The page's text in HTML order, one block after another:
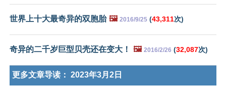
世界上十大最奇异的双胞胎 🖼️ 2016/9/25 (43,311次)
奇异的二千岁巨型贝壳还在变大！ 🖼️ 2016/2/26 (32,087次)
更多文章导读： 2023年3月2日